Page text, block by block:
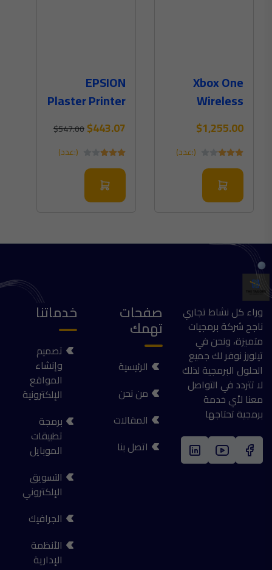
Xbox One
Wireless
Controller
Black Color
$1,255.00
(:عدد)
EPSION
Plaster Printer
$443.07
$547.00
(:عدد)
وراء كل نشاط تجاري
ناجح شركة برمجيات
متميزة، ونحن في
تيلورز نوفر لك جميع
الحلول البرمجية لذلك
لا تتردد في التواصل
معنا لأي خدمة
برمجية تحتاجها
صفحات
تهمك
الرئيسية
من نحن
المقالات
اتصل بنا
خدماتنا
تصميم
وإنشاء
المواقع
الإلكترونية
برمجة
تطبيقات
الموبايل
التسويق
الإلكتروني
الجرافيك
الأنظمة
الإدارية